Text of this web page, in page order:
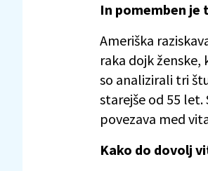
In pomemben je
Ameriška
raka dojk ženske,
so analizirali tri
starejše od 55 let.
povezava med
Kako do dovolj